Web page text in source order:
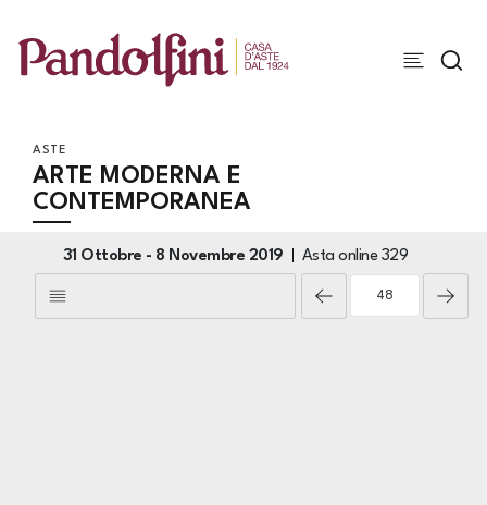
ASTE
ARTE MODERNA E
CONTEMPORANEA
31 Ottobre - 8 Novembre 2019 Asta online 329